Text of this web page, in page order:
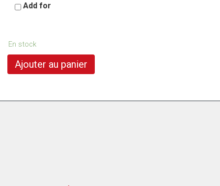
Add for
En stock
Ajouter au panier